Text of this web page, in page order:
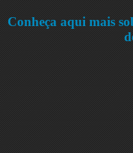
Conheça aqui mais